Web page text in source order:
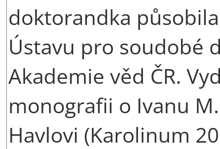
doktorandka
Ústavu pro soudobé
Akademie věd ČR.
monografii o Ivanu M.
Havlovi (Karolinum